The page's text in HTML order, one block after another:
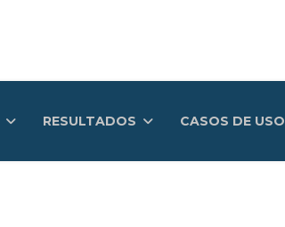
RESULTADOS CASOS DE USO